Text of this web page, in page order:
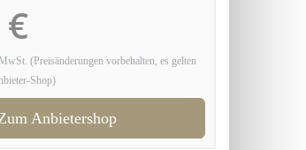
(Preisänderungen vorbehalten, es gelten
Shop)
Anbietershop